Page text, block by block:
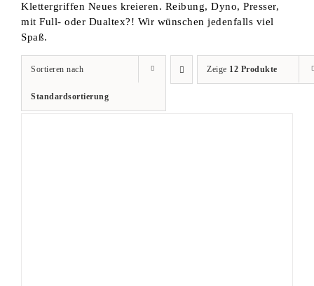
Klettergriffen Neues kreieren. Reibung, Dyno, Presser,
mit Full- oder Dualtex?! Wir wünschen jedenfalls viel
Spaß.
Sortieren nach
Standardsortierung
Zeige 12 Produkte